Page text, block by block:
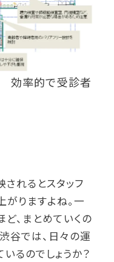
効率的で受診者
れるとスタッフ
りますよね。一
、まとめていくの
谷では、日々の運
るのでしょうか？